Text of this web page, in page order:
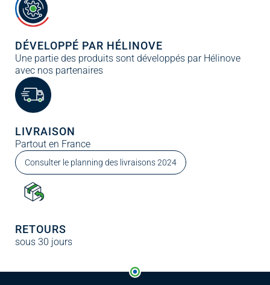
DÉVELOPPÉ PAR HÉLINOVE
Une partie des produits sont développés par Hélinove
avec nos partenaires
LIVRAISON
Partout en France
Consulter le planning des livraisons 2024
RETOURS
sous 30 jours